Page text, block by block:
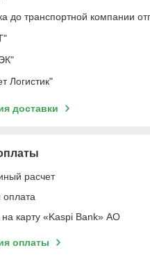
до транспортной компании
Логистик"
доставки
расчет
карту «Kaspi Bank» АО
оплаты